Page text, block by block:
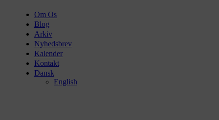
Om Os
Blog
Arkiv
Nyhedsbrev
Kalender
Kontakt
Dansk
English